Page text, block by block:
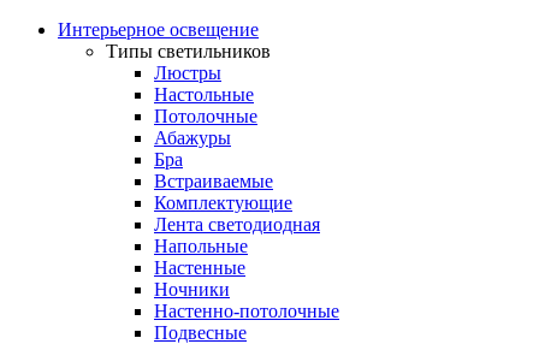
Интерьерное освещение
Типы светильников
Люстры
Настольные
Потолочные
Абажуры
Бра
Встраиваемые
Комплектующие
Лента светодиодная
Напольные
Настенные
Ночники
Настенно-потолочные
Подвесные